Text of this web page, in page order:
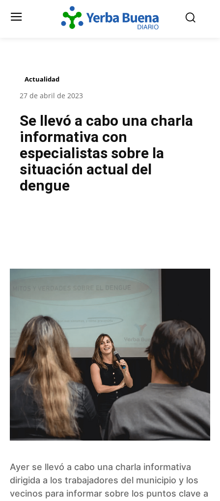
Actualidad
27 de abril de 2023
Se llevó a cabo una charla
informativa con
especialistas sobre la
situación actual del
dengue
Ayer se llevó a cabo una charla informativa
dirigida a los trabajadores del municipio y los
vecinos para informar sobre los puntos clave a